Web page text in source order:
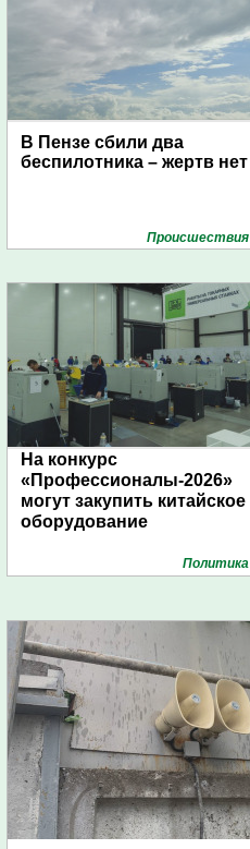
В Пензе сбили два
беспилотника – жертв нет
Проиcшествия
На конкурс
«Профессионалы-2026»
могут закупить китайское
оборудование
Политика